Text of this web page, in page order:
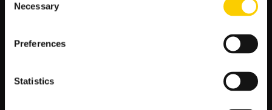
Selection
Necessary
Preferences
Statistics
nożnej. Jego niezwykła kariera, rekordowa liczba goli i
fascynujące historie i anegdoty sprawiają, że pozostanie w
Wniosek